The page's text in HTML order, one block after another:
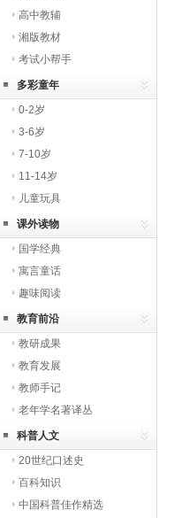
高中教辅
湘版教材
考试小帮手
多彩童年
0-2岁
3-6岁
7-10岁
11-14岁
儿童玩具
课外读物
国学经典
寓言童话
趣味阅读
教育前沿
教研成果
教育发展
教师手记
老年学名著译丛
科普人文
20世纪口述史
百科知识
中国科普佳作精选